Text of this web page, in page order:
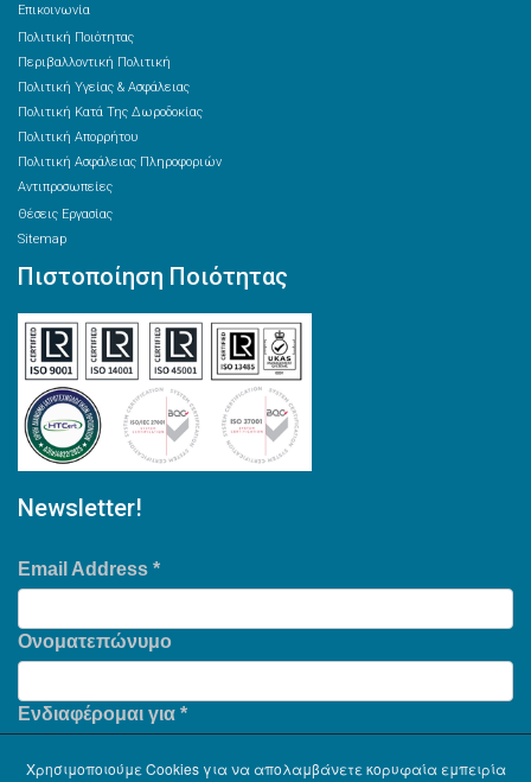
Επικοινωνία
Πολιτική Ποιότητας
Περιβαλλοντική Πολιτική
Πολιτική Υγείας & Ασφάλειας
Πολιτική Κατά Της Δωροδοκίας
Πολιτική Απορρήτου
Πολιτική Ασφάλειας Πληροφοριών
Αντιπροσωπείες
Θέσεις Εργασίας
Sitemap
Πιστοποίηση Ποιότητας
Newsletter!
Email Address *
Ονοματεπώνυμο
Ενδιαφέρομαι για *
Χρησιμοποιούμε Cookies για να απολαμβάνετε κορυφαία εμπειρία